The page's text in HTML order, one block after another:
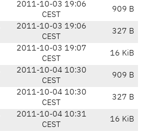
2011-10-03 19:06
CEST
909 B
2011-10-03 19:06
CEST
327 B
2011-10-03 19:07
CEST
16 KiB
2011-10-04 10:30
CEST
909 B
2011-10-04 10:30
CEST
327 B
2011-10-04 10:31
CEST
16 KiB